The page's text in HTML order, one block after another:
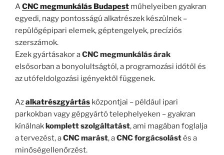
ACNC megmunkálás Budapest műhelyeiben gyakran
egyedi, nagy pontosságú alkatrészek készülnek –
repülőgépipari elemek, géptengelyek, precíziós
szerszámok.
Ezek gyártásakor aCNC megmunkálás árak
elsősorban a bonyolultságtól, a programozási időtől és
az utófeldolgozási igényektől függenek.
Azalkatrészgyártás központjai – például ipari
parkokban vagy gépgyártó telephelyeken – gyakran
kínálnakkomplett szolgáltatást, ami magában foglalja
a tervezést, aCNC marást, aCNC forgácsolástés a
minőségellenőrzést.